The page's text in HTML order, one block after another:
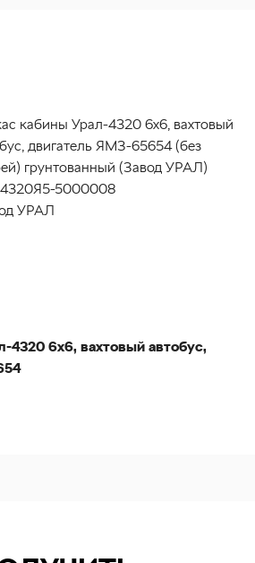
кабины Урал-4320 6х6, вахтовый
двигатель ЯМЗ-65654 (без
грунтованный (Завод УРАЛ)
4320Я5-5000008
УРАЛ
4320 6х6, вахтовый автобус,